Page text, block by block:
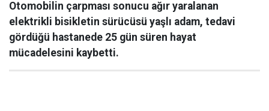
Otomobilin çarpması sonucu ağır yaralanan
elektrikli bisikletin sürücüsü yaşlı adam, tedavi
gördüğü hastanede 25 gün süren hayat
mücadelesini kaybetti.